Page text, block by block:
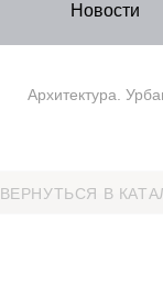
Новости
Архитектура.
ВЕРНУТЬСЯ В